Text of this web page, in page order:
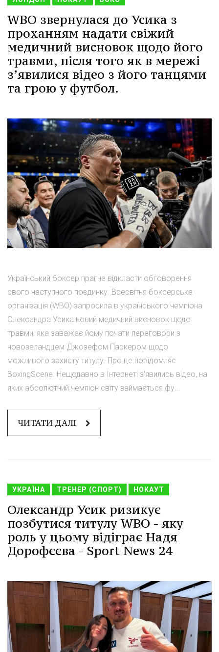
WBO звернулася до Усика з
проханням надати свіжий
медичний висновок щодо його
травми, після того як в мережі
з’явилися відео з його танцями
та грою у футбол.
Український боксер прагне відкласти обговорення
свого наступного поєдинку. Всесвітня боксерська
організація (WBO) запросила в українського чемпіона
Олександра Усика новий медичний висновок щодо
травми, яка заважає йому почати переговори з
новозеландцем Джозефом Паркером щодо
можливого захисту титулу. Про це повідомляє
BoxingScene. Нещодавно в Інтернеті з'явились відео, на
яких абсолютний чемпіон світу займається фу...
ЧИТАТИ ДАЛІ
УКРАЇНА ТРЕНЕР (СПОРТ) НОКАУТ
Олександр Усик ризикує
позбутися титулу WBO - яку
роль у цьому відіграє Надя
Дорофєєва - Sport News 24